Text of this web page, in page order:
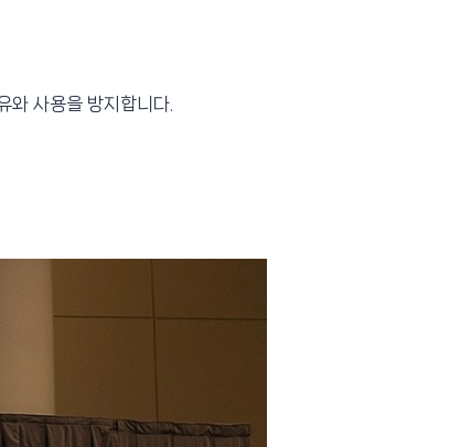
와 사용을 방지합니다.